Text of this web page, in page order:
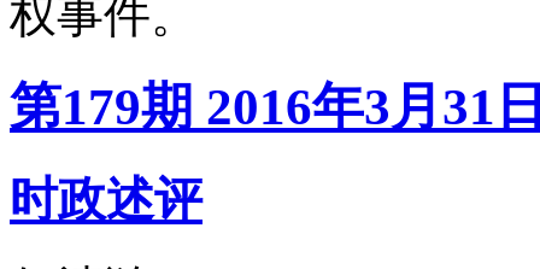
权事件。
第179期 2016年3月31
时政述评